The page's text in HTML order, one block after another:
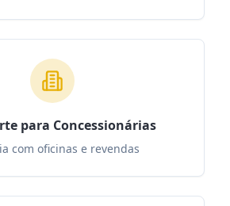
para Concessionárias
com oficinas e revendas